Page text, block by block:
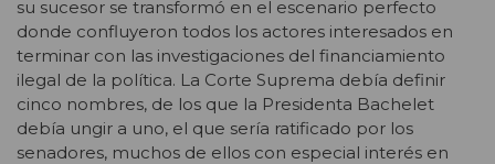
su sucesor se transformó en el escenario perfecto
donde confluyeron todos los actores interesados en
terminar con las investigaciones del financiamiento
ilegal de la política. La Corte Suprema debía definir
cinco nombres, de los que la Presidenta Bachelet
debía ungir a uno, el que sería ratificado por los
senadores, muchos de ellos con especial interés en